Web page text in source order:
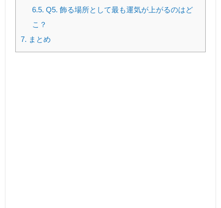
6.5. Q5. 飾る場所として最も運気が上がるのはど
こ？
7. まとめ